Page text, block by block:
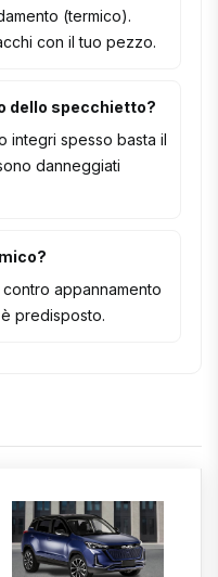
(termico).
con il tuo pezzo.
dello specchietto?
integri spesso basta il
danneggiati
appannamento
predisposto.